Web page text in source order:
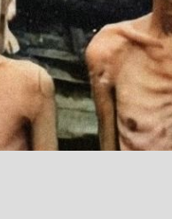
散」WBC日本代表“敗戦”